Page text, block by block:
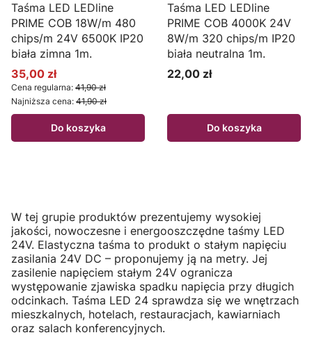
Taśma LED LEDline
PRIME COB 18W/m 480
chips/m 24V 6500K IP20
biała zimna 1m.
Cena promocyjna
35,00 zł
Cena regularna: 41,90 zł
Najniższa cena: 41,90 zł
Do koszyka
Taśma LED LEDline
PRIME COB 4000K 24V
8W/m 320 chips/m IP20
biała neutralna 1m.
Cena
22,00 zł
Do koszyka
W tej grupie produktów prezentujemy wysokiej
jakości, nowoczesne i energooszczędne taśmy LED
24V. Elastyczna taśma to produkt o stałym napięciu
zasilania 24V DC – proponujemy ją na metry. Jej
zasilenie napięciem stałym 24V ogranicza
występowanie zjawiska spadku napięcia przy długich
odcinkach. Taśma LED 24 sprawdza się we wnętrzach
mieszkalnych, hotelach, restauracjach, kawiarniach
oraz salach konferencyjnych.